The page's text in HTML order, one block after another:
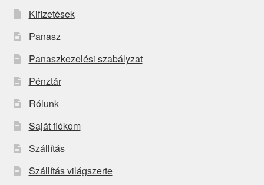
Kifizetések
Panasz
Panaszkezelési szabályzat
Pénztár
Rólunk
Saját fiókom
Szállítás
Szállítás világszerte